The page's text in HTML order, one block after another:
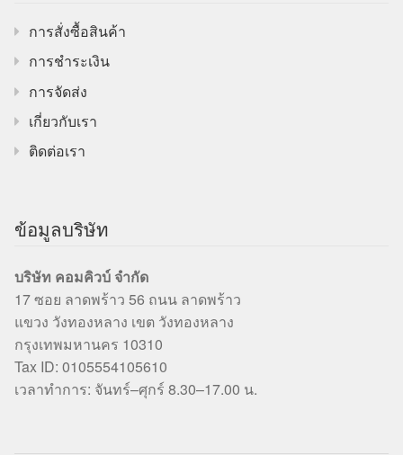
การสั่งซื้อสินค้า
การชำระเงิน
การจัดส่ง
เกี่ยวกับเรา
ติดต่อเรา
ข้อมูลบริษัท
บริษัท คอมคิวบ์ จำกัด
17 ซอย ลาดพร้าว 56 ถนน ลาดพร้าว
แขวง วังทองหลาง เขต วังทองหลาง
กรุงเทพมหานคร 10310
Tax ID: 0105554105610
เวลาทำการ: จันทร์–ศุกร์ 8.30–17.00 น.